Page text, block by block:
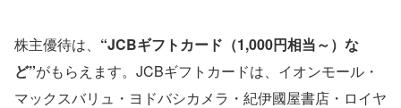
株主優待は、 “JCBギフトカード（1,000円相当～）な
ど”がもらえます。JCBギフトカードは、イオンモール・
マックスバリュ・ヨドバシカメラ・紀伊國屋書店・ロイヤ